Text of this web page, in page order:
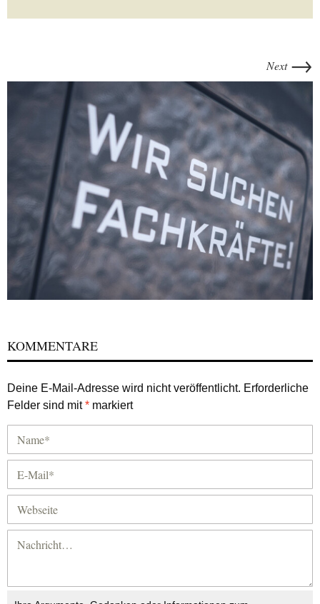
Next →
KOMMENTARE
Deine E-Mail-Adresse wird nicht veröffentlicht. Erforderliche
Felder sind mit* markiert